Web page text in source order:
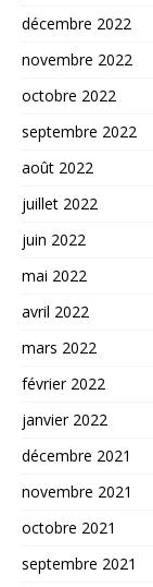
décembre 2022
novembre 2022
octobre 2022
septembre 2022
août 2022
juillet 2022
juin 2022
mai 2022
avril 2022
mars 2022
février 2022
janvier 2022
décembre 2021
novembre 2021
octobre 2021
septembre 2021